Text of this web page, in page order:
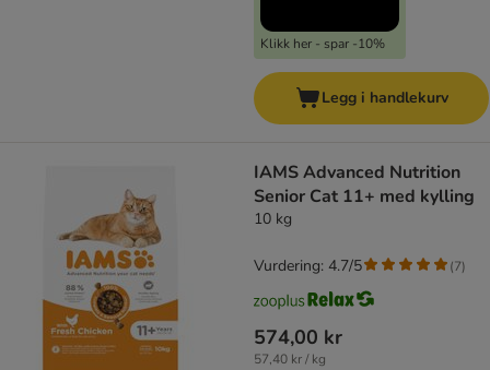
Klikk her - spar -10%
Legg i handlekurv
IAMS Advanced Nutrition
Senior Cat 11+ med kylling
10 kg
574,00 kr
57,40 kr / kg
Vurdering: 4.7/5 (7)